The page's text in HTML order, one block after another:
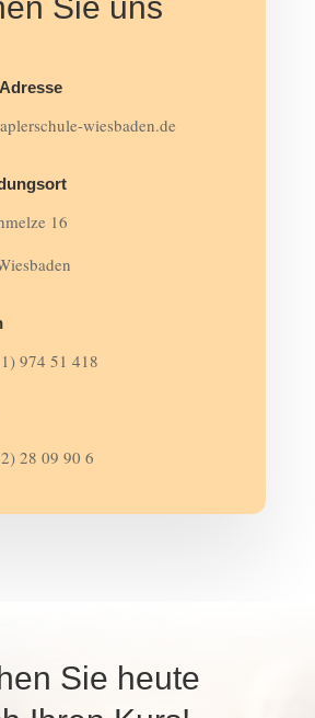
wiesbaden.de
16
974 51 418
28 09 90 6
Sie heute